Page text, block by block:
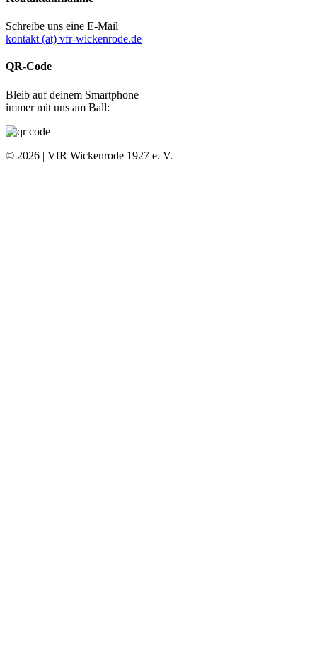
Schreibe uns eine E-Mail
kontakt (at) vfr-wickenrode.de
QR-Code
Bleib auf deinem Smartphone
immer mit uns am Ball:
© 2026 | VfR Wickenrode 1927 e. V.